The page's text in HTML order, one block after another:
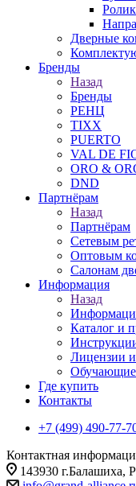
Дверные
Бренды
Назад
Бренды
РЕНЦ
TIXX
PUERTO
VAL DE
ORO &
DND
Партнёрам
Назад
Партнёрам
Сетевым
Оптовым
Салонам
Информация
Назад
Каталог и
Лицензии
Где купить
Контакты
+7 (499) 490-77-
Контактная
143930 г.Балашиха,